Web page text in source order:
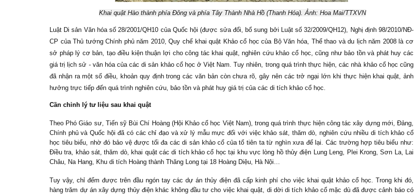
Khai quật Hào thành phía Đông và phía Tây Thành Nhà Hồ (Thanh Hóa). Ảnh: Hoa Mai/TTXVN
Luật Di sản Văn hóa số 28/2001/QH10 của Quốc hội (được sửa đổi, bổ sung bởi Luật số 32/2009/QH12), Nghị định 98/2010/NĐ-
CP của Thủ tướng Chính phủ năm 2010, Quy chế khai quật Khảo cổ học của Bộ Văn hóa, Thể thao và du lịch năm 2008 là cơ
sở pháp lý cơ bản, tạo điều kiện thuận lợi cho công tác khai quật, nghiên cứu khảo cổ học, cũng như bảo tồn và phát huy các
giá trị lịch sử - văn hóa của các di sản khảo cổ học ở Việt Nam. Tuy nhiên, trong quá trình thực hiện, các nhà khảo cổ học cũng
đã nhận ra một số điều, khoản quy định trong các văn bản còn chưa rõ, gây nên các trở ngại lớn khi thực hiện khai quật, ảnh
hưởng trực tiếp đến quá trình nghiên cứu, bảo tồn và phát huy giá trị của các di tích khảo cổ học.
Cần chỉnh lý tư liệu sau khai quật
Theo Phó Giáo sư, Tiến sỹ Bùi Chí Hoàng (Hội Khảo cổ học Việt Nam), trong quá trình thực hiện công tác xây dựng mới, Đảng,
Chính phủ và Quốc hội đã có các chỉ đạo và xử lý mẫu mực đối với việc khảo sát, thăm dò, nghiên cứu nhiều di tích khảo cổ
học tiêu biểu, nhờ đó bảo vệ được tối đa các di sản khảo cổ của tổ tiên ta từ nghìn xưa để lại. Các trường hợp tiêu biểu như:
Điều tra, khảo sát, thăm dò, khai quật các di tích khảo cổ học tại khu vực lòng hồ thủy điện Lung Leng, Plei Krong, Sơn La, Lai
Châu, Na Hang, Khu di tích Hoàng thành Thăng Long tại 18 Hoàng Diệu, Hà Nội…
Tuy vậy, chỉ đếm được trên đầu ngón tay các dự án thủy điện đã cấp kinh phí cho việc khai quật khảo cổ học. Trong khi đó,
hàng trăm dự án xây dựng thủy điện khác không đầu tư cho việc khai quật, di dời di tích khảo cổ mặc dù đã được cảnh báo có